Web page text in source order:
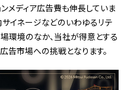
メディア広告費も伸長していま
サイネージなどのいわゆるリテ
環境のなか、当社が得意とする
告市場への挑戦となります。